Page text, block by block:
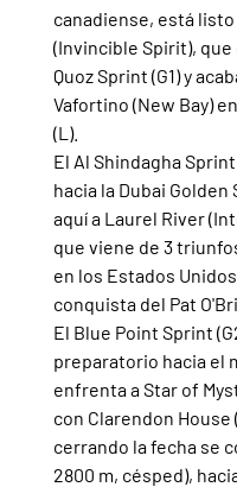
canadiense, está
(Invincible Spirit), que
Quoz Sprint (G1) y
Vafortino (New Bay)
(L).
El Al Shindagha
hacia la Dubai Golden
aquí a Laurel River
que viene de 3
en los Estados
conquista del Pat
El Blue Point Sprint
preparatorio hacia el
enfrenta a Star of
con Clarendon House
cerrando la fecha se
2800 m, césped),